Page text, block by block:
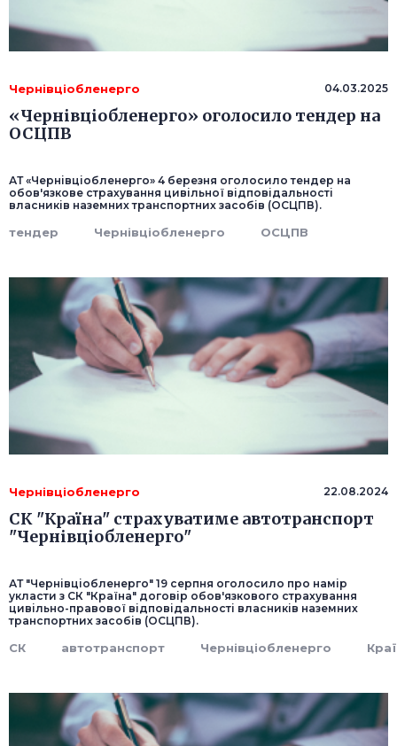
Чернівціобленерго 04.03.2025
«Чернівціобленерго» оголосило тендер на
ОСЦПВ
АТ «Чернівціобленерго» 4 березня оголосило тендер на
обов'язкове страхування цивільної відповідальності
власників наземних транспортних засобів (ОСЦПВ).
тендер Чернівціобленерго ОСЦПВ
Чернівціобленерго 22.08.2024
СК "Країна" страхуватиме автотранспорт
"Чернівціобленерго"
АТ "Чернівціобленерго" 19 серпня оголосило про намір
укласти з СК "Країна" договір обов'язкового страхування
цивільно-правової відповідальності власників наземних
транспортних засобів (ОСЦПВ).
СК автотранспорт Чернівціобленерго